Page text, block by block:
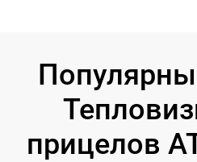
прицелов